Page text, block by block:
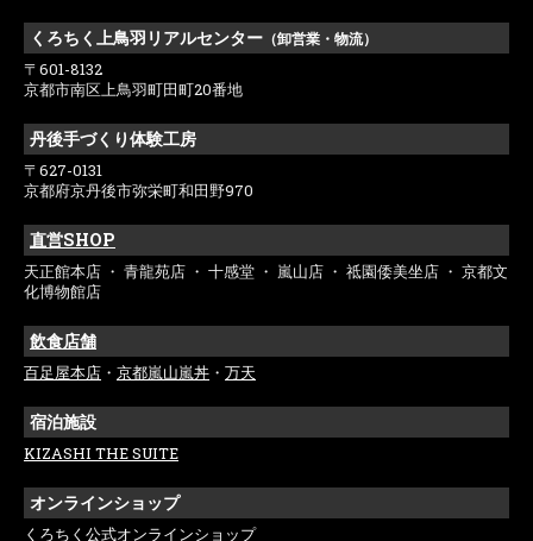
くろちく上鳥羽リアルセンター （卸営業・物流）
〒601-8132
京都市南区上鳥羽町田町20番地
丹後手づくり体験工房
〒627-0131
京都府京丹後市弥栄町和田野970
直営SHOP
天正館本店 ・ 青龍苑店 ・ 十感堂 ・ 嵐山店 ・ 祗園倭美坐店 ・ 京都文
化博物館店
飲食店舗
百足屋本店 ・ 京都嵐山嵐丼 ・ 万天
宿泊施設
KIZASHI THE SUITE
オンラインショップ
くろちく公式オンラインショップ